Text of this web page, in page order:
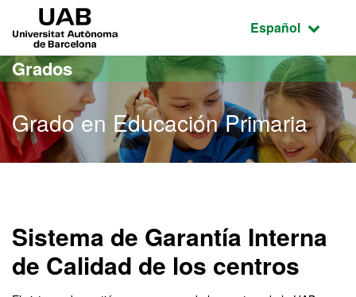
Acceso al contenido principal
Acceso a la navegación de la página
Idioma
Español
Grados
Grado en Educación Primaria
Sistema de Garantía Interna
de Calidad de los centros